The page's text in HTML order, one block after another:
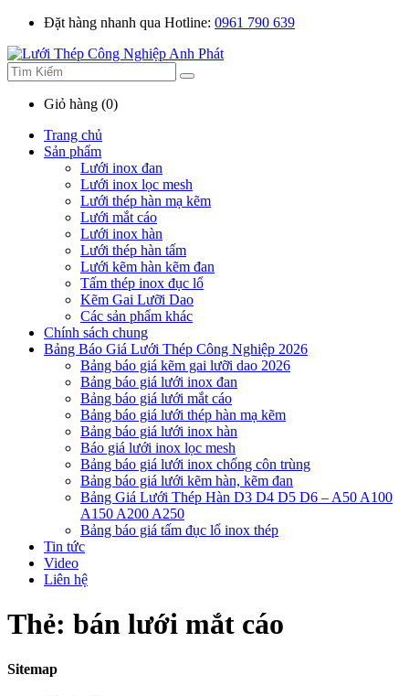
Đặt hàng nhanh qua Hotline: 0961 790 639
Giỏ hàng (0)
Trang chủ
Sản phẩm
Lưới inox đan
Lưới inox lọc mesh
Lưới thép hàn mạ kẽm
Lưới mắt cáo
Lưới inox hàn
Lưới thép hàn tấm
Lưới kẽm hàn kẽm đan
Tấm thép inox đục lổ
Kẽm Gai Lưỡi Dao
Các sản phẩm khác
Chính sách chung
Bảng Báo Giá Lưới Thép Công Nghiệp 2026
Bảng báo giá kẽm gai lưỡi dao 2026
Bảng báo giá lưới inox đan
Bảng báo giá lưới mắt cáo
Bảng báo giá lưới thép hàn mạ kẽm
Bảng báo giá lưới inox hàn
Báo giá lưới inox lọc mesh
Bảng báo giá lưới inox chống côn trùng
Bảng báo giá lưới kẽm hàn, kẽm đan
Bảng Giá Lưới Thép Hàn D3 D4 D5 D6 – A50 A100
A150 A200 A250
Bảng báo giá tấm đục lổ inox thép
Tin tức
Video
Liên hệ
Thẻ: bán lưới mắt cáo
Sitemap